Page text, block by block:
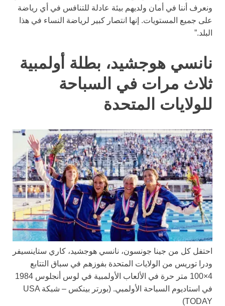
ونعرف أننا في أمان ولديهم بيئة عادلة للتنافس في أي رياضة
على جميع المستويات. إنها انتصار كبير لرياضة النساء في هذا
البلد.”
نانسي هوجشيد، بطلة أولمبية
ثلاث مرات في السباحة
للولايات المتحدة
احتفل كل من جينا جونسون، نانسي هوجشيد، كاري ستاينسيفر
ودرا توريس من الولايات المتحدة بفوزهم في سباق التتابع
4×100 متر حرة في الألعاب الأولمبية في لوس أنجلوس 1984
في استاديوم السباحة الأولمبي.
(بورتر بينكس – شبكة USA
TODAY)